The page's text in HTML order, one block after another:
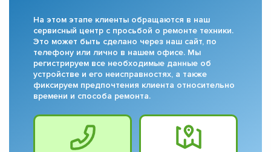
На этом этапе клиенты обращаются в наш
сервисный центр с просьбой о ремонте техники.
Это может быть сделано через наш сайт, по
телефону или лично в нашем офисе. Мы
регистрируем все необходимые данные об
устройстве и его неисправностях, а также
фиксируем предпочтения клиента относительно
времени и способа ремонта.